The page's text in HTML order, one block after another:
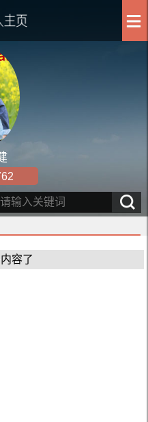
容了